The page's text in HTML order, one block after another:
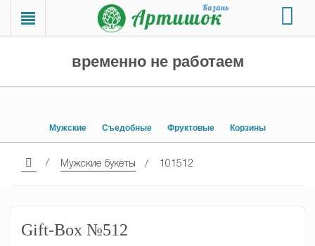
временно не работаем
Мужские Съедобные Фруктовые Корзины
Мужские букеты 101512
Gift-Box №512